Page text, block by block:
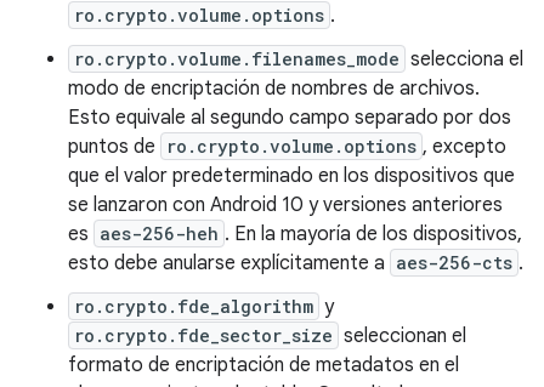
ro.crypto.volume.options .
ro.crypto.volume.filenames_mode selecciona el
modo de encriptación de nombres de archivos.
Esto equivale al segundo campo separado por dos
puntos de
ro.crypto.volume.options , excepto
que el valor predeterminado en los dispositivos que
se lanzaron con Android 10 y versiones anteriores
es aes-256-heh . En la mayoría de los dispositivos,
esto debe anularse explícitamente a aes-256-cts .
ro.crypto.fde_algorithm y
ro.crypto.fde_sector_size seleccionan el
formato de encriptación de metadatos en el